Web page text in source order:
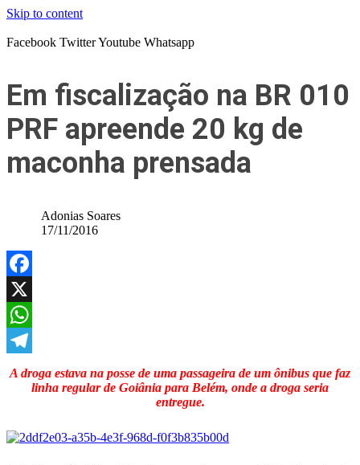
Skip to content
Facebook TwitterYoutube Whatsapp
Em fiscalização na BR 010
PRF apreende 20 kg de
maconha prensada
Adonias Soares
17/11/2016
Facebook
X
WhatsApp
Telegram
A droga estava na posse de uma passageira de um ônibus que faz
linha regular de Goiânia para Belém, onde a droga seria
entregue.